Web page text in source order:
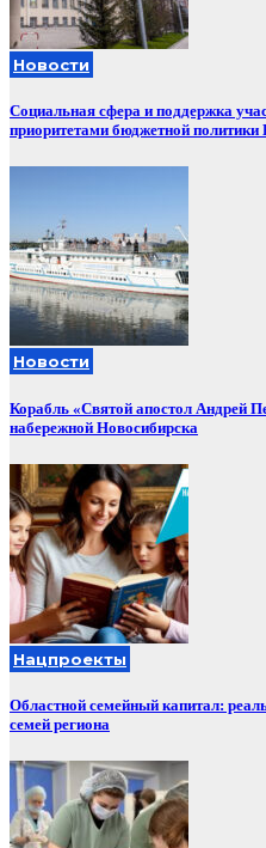
Новости
Социальная сфера и поддержка
приоритетами бюджетной политики
Новости
Корабль «Святой апостол Андрей
набережной Новосибирска
Нацпроекты
Областной семейный капитал:
семей региона